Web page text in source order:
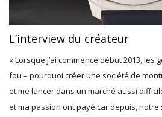
L’interview du créateur
« Lorsque j’ai commencé début 2013, les
fou – pourquoi créer une société de
et me lancer dans un marché aussi
et ma passion ont payé car depuis,